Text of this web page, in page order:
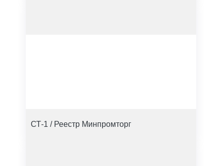
СТ-1 / Реестр Минпромторг